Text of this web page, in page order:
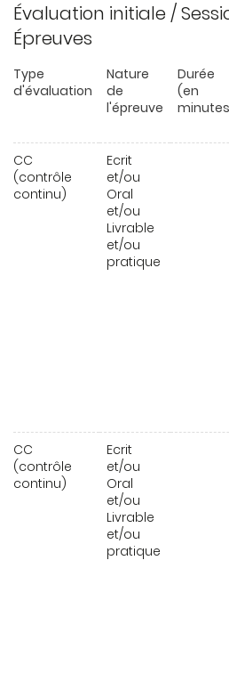
Évaluation initiale /
Épreuves
Type
d'évaluation
Nature
de
l'épreuve
Durée
(en
CC
(contrôle
continu)
Ecrit
et/ou
Oral
et/ou
Livrable
et/ou
pratique
CC
(contrôle
continu)
Ecrit
et/ou
Oral
et/ou
Livrable
et/ou
pratique